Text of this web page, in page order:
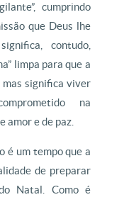
cumprindo
que Deus lhe
contudo,
limpa para que a
mas significa viver
na
amor e de paz.
é um tempo que a
de preparar
Natal. Como é